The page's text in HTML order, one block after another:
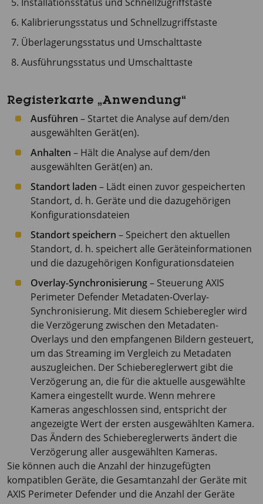
Kalibrierungsstatus und Schnellzugriffstaste
Überlagerungsstatus und Umschalttaste
Ausführungsstatus und Umschalttaste
Registerkarte „Anwendung“
Ausführen – Startet die Analyse auf dem/den
ausgewählten Gerät(en).
Anhalten – Hält die Analyse auf dem/den
ausgewählten Gerät(en) an.
Standort laden – Lädt einen zuvor gespeicherten
Standort, d. h. Geräte und die dazugehörigen
Konfigurationsdateien
Standort speichern – Speichert den aktuellen
Standort, d. h. speichert alle Geräteinformationen
und die dazugehörigen Konfigurationsdateien
Overlay-Synchronisierung– SteuerungAXIS
Perimeter Defender Metadaten-Overlay-
Synchronisierung. Mit diesem Schieberegler wird
die Verzögerung zwischen den Metadaten-
Overlays und den empfangenen Bildern gesteuert,
um das Streaming im Vergleich zu Metadaten
auszugleichen. Der Schiebereglerwert gibt die
Verzögerung an, die für die aktuelle ausgewählte
Kamera eingestellt wurde. Wenn mehrere
Kameras angeschlossen sind, entspricht der
angezeigte Wert der ersten ausgewählten Kamera.
Das Ändern des Schiebereglerwerts ändert die
Verzögerung aller ausgewählten Kameras.
Sie können auch die Anzahl der hinzugefügten
kompatiblen Geräte, die Gesamtanzahl der Geräte mit
AXIS Perimeter Defender und die Anzahl der Geräte